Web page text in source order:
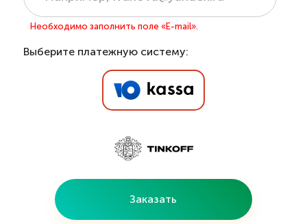
Необходимо заполнить поле «E-mail».
Выберите платежную систему:
Заказать